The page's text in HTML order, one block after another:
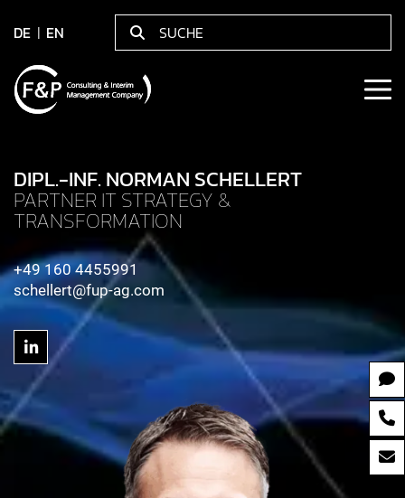
DE EN
DIPL.-INF. NORMAN SCHELLERT
PARTNER IT STRATEGY &
TRANSFORMATION
+49 160 4455991
schellert@fup-ag.com